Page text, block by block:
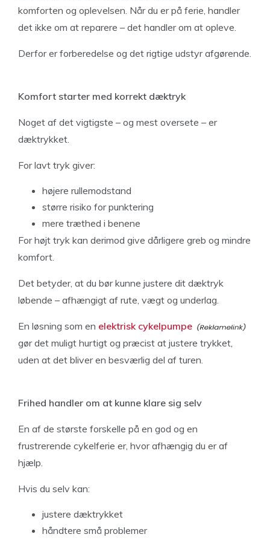
komforten og oplevelsen. Når du er på ferie, handler
det ikke om at reparere – det handler om at opleve.
Derfor er forberedelse og det rigtige udstyr afgørende.
Komfort starter med korrekt dæktryk
Noget af det vigtigste – og mest oversete – er
dæktrykket.
For lavt tryk giver:
højere rullemodstand
større risiko for punktering
mere træthed i benene
For højt tryk kan derimod give dårligere greb og mindre
komfort.
Det betyder, at du bør kunne justere dit dæktryk
løbende – afhængigt af rute, vægt og underlag.
En løsning som en elektrisk cykelpumpe
gør det muligt hurtigt og præcist at justere trykket,
uden at det bliver en besværlig del af turen.
Frihed handler om at kunne klare sig selv
En af de største forskelle på en god og en
frustrerende cykelferie er, hvor afhængig du er af
hjælp.
Hvis du selv kan:
justere dæktrykket
håndtere små problemer